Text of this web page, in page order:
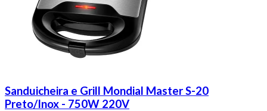
Sanduicheira e Grill Mondial Master S-20
Preto/Inox - 750W 220V